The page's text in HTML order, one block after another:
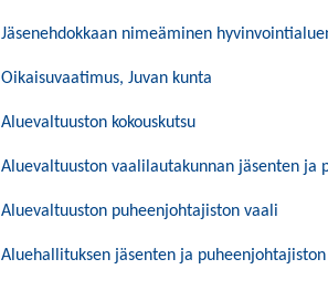
Jäsenehdokkaan nimeäminen
Oikaisuvaatimus, Juvan kunta
Aluevaltuuston kokouskutsu
Aluevaltuuston vaalilautakunnan jäsenten ja
Aluevaltuuston puheenjohtajiston vaali
Aluehallituksen jäsenten ja